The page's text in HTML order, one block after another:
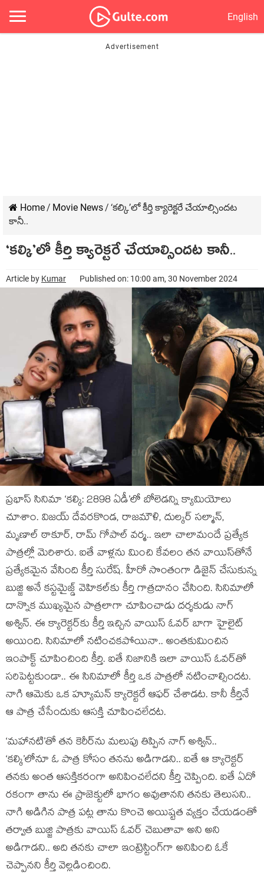
English
Home/ Movie News/ ‘కల్కి’లో కీర్తి క్యారెక్టరే చేయాల్సిందట
కానీ..
‘కల్కి’లో కీర్తి క్యారెక్టరే చేయాల్సిందట కానీ..
Article by Kumar Published on: 10:00 am, 30 November 2024
ప్రభాస్ సినిమా ‘కల్కి: 2898 ఏడీ’లో బోలెడన్ని క్యామియోలు
చూశాం. విజయ్ దేవరకొండ, రాజమౌళి, దుల్కర్ సల్మాన్,
మృణాల్ ఠాకూర్, రామ్ గోపాల్ వర్మ.. ఇలా చాలామందే ప్రత్యేక
పాత్రల్లో మెరిశారు. ఐతే వాళ్లను మించి కేవలం తన వాయిస్‌తోనే
ప్రత్యేకమైన వేసింది కీర్తి సురేష్. హీరో సొంతంగా డిజైన్ చేసుకున్న
బుజ్జి అనే కస్టమైజ్డ్ వెహికల్‌కు కీర్తి గాత్రదానం చేసింది. సినిమాలో
దాన్నొక ముఖ్యమైన పాత్రలాగా చూపించాడు దర్శకుడు నాగ్
అశ్విన్. ఈ క్యారెక్టర్‌కు కీర్తి ఇచ్చిన వాయిస్ ఓవర్ బాగా హైలైట్
అయింది. సినిమాలో నటించకపోయినా.. అంతకుమించిన
ఇంపాక్ట్ చూపించింది కీర్తి. ఐతే నిజానికి ఇలా వాయిస్ ఓవర్‌తో
సరిపెట్టకుండా.. ఈ సినిమాలో కీర్తి ఒక పాత్రలో నటించాల్సిందట.
నాగి ఆమెకు ఒక హ్యూమన్ క్యారెక్టరే ఆఫర్ చేశాడట. కానీ కీర్తినే
ఆ పాత్ర చేసేందుకు ఆసక్తి చూపించలేదట.
‘మహానటి’తో తన కెరీర్‌ను మలుపు తిప్పిన నాగ్ అశ్విన్..
‘కల్కి’లోనూ ఓ పాత్ర కోసం తనను అడిగాడని.. ఐతే ఆ క్యారెక్టర్
తనకు అంత ఆసక్తికరంగా అనిపించలేదని కీర్తి చెప్పింది. ఐతే ఏదో
రకంగా తాను ఈ ప్రాజెక్టులో భాగం అవుతానని తనకు తెలుసని..
నాగి అడిగిన పాత్ర పట్ల తాను కొంచె అయిష్టత వ్యక్తం చేయడంతో
తర్వాత బుజ్జి పాత్రకు వాయిస్ ఓవర్ చెబుతావా అని అని
అడిగాడని.. అది తనకు చాలా ఇంట్రెస్టింగ్‌గా అనిపించి ఓకే
చెప్పానని కీర్తి వెల్లడించింది.